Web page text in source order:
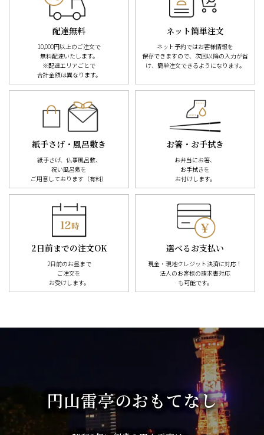
配達無料
10,000円以上のご注文で
無料配達いたします。
※配達エリアごとで
合計金額は異なります。
ネット簡単注文
ネット予約ではお客様情報を
保存できますので、次回以降の入力が省
け、簡単注文できるようになります。
紙手さげ・風呂敷き
紙手さげ、仏事風呂敷、
祝い風呂敷を
ご用意しております（有料）
お箸・お手拭き
お弁当にお箸、
お手拭きを
お付けします。
2日前までの注文OK
2日前のお昼まで
ご注文を
お受けします。
選べるお支払い
現金・現地クレジット決済に対応！
法人のお客様の請求書対応
も可能です。
円山雷亭のおもてなし